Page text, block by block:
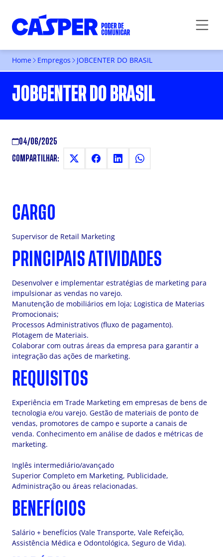
Home Empregos JOBCENTER DO BRASIL
JOBCENTER DO BRASIL
04/06/2025
COMPARTILHAR:
CARGO
Supervisor de Retail Marketing
PRINCIPAIS ATIVIDADES
Desenvolver e implementar estratégias de marketing para
impulsionar as vendas no varejo.
Manutenção de mobiliários em loja; Logistica de Materias
Promocionais;
Processos Administrativos (fluxo de pagamento).
Plotagem de Materiais.
Colaborar com outras áreas da empresa para garantir a
integração das ações de marketing.
REQUISITOS
Experiência em Trade Marketing em empresas de bens de
tecnologia e/ou varejo. Gestão de materiais de ponto de
vendas, promotores de campo e suporte a canais de
venda. Conhecimento em análise de dados e métricas de
marketing.
Inglês intermediário/avançado
Superior Completo em Marketing, Publicidade,
Administração ou áreas relacionadas.
BENEFÍCIOS
Salário + benefícios (Vale Transporte, Vale Refeição,
Assistência Médica e Odontológica, Seguro de Vida).